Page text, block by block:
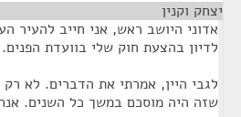
יצחק וקנין
אדוני היושב ראש, אני חייב להעיר
לדיון בהצעת חוק שלי בוועדת הפנים.
לגבי היין, אמרתי את הדברים. לא
שזה היה מוסכם במשך כל השנים.